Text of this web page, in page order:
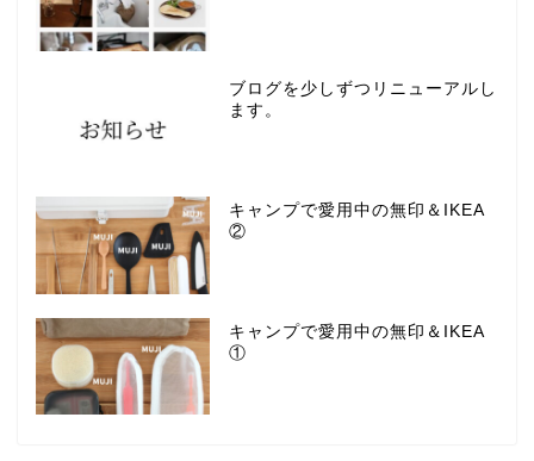
ブログを少しずつリニューアルし
ます。
キャンプで愛用中の無印＆IKEA
②
キャンプで愛用中の無印＆IKEA
①